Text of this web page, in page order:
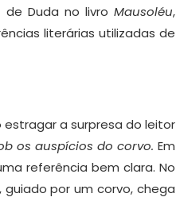
Duda no livro Mausoléu,
literárias utilizadas de
a surpresa do leitor
os auspícios do corvo. Em
referência bem clara. No
por um corvo, chega